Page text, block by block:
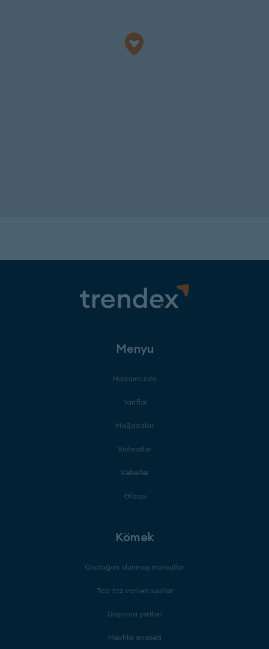
Menyu
Haqqımızda
Tariflər
Mağazalar
Xidmətlər
Xəbərlər
Əlaqə
Kömək
Qadağan olunmuş məhsullar
Tez-tez verilən suallar
Daşınma şərtləri
Məxfilik siyasəti